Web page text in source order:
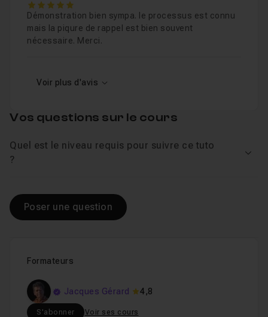
Leçon 9 Atelier : Casquette abeille
Leçon 11 Atelier : Chalet
5
Démonstration bien sympa. le processus est connu
mais la piqure de rappel est bien souvent
nécessaire. Merci.
Voir plus d'avis
Formateurs
Jacques Gérard 4,8
S'abonner Voir ses cours
Vos questions sur le cours
Quel est le niveau requis pour suivre ce tuto
?
Poser une question